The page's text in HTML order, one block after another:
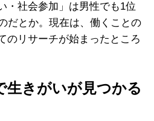
・社会参加」は男性でも1位
だとか。現在は、働くことの
のリサーチが始まったところ
生きがいが見つかる